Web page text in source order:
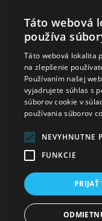
0948 005 546
-
ak sa aj hneď
Kontaktovať nás
Táto webová
používa
Táto webová lokalita
na zlepšenie
Používaním našej
vyjadrujete súhlas s
súborov cookie v
používania súborov
NEVYHNUTNE
FUNKCIE
PRIJAŤ